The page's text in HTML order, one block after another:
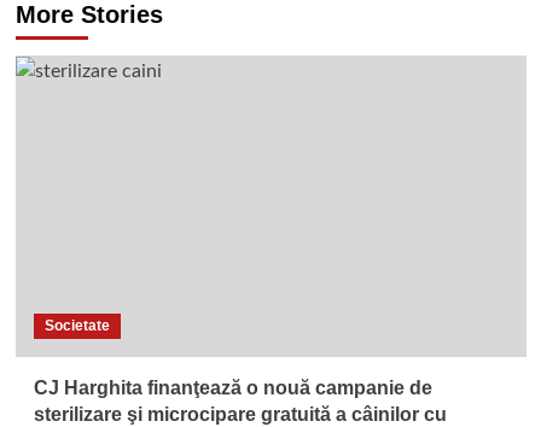
More Stories
Societate
CJ Harghita finanţează o nouă campanie de
sterilizare şi microcipare gratuită a câinilor cu